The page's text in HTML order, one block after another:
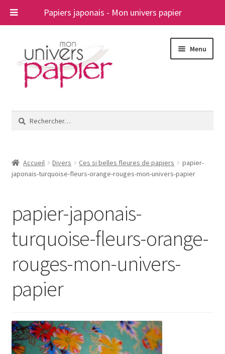
Papiers japonais - Mon univers papier
navigation
contenu
Menu
le
A propos
Rechercher :
Accueil Divers Ces si belles fleures de papiers
papier-
japonais-turquoise-fleurs-orange-rouges-mon-univers-papier
papier-japonais-
turquoise-fleurs-orange-
rouges-mon-univers-
papier